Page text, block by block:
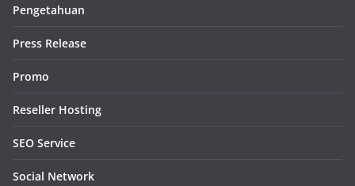
Pengetahuan
Press Release
Promo
Reseller Hosting
SEO Service
Social Network